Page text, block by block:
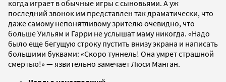
когда играет в обычные игры с сыновьями. А уж
последний звонок им представлен так драматически, что
даже самому непонятливому зрителю очевидно, что
больше Уильям и Гарри не услышат маму никогда. «Надо
было еще бегущую строку пустить внизу экрана и написать
большими буквами: «Скоро туннель! Она умрет страшной
смертью!» — язвительно замечает Люси Манган.